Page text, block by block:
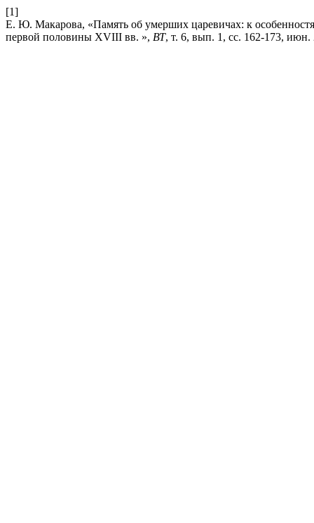
[1]
Е. Ю. Макарова, «Память об умерших царевичах: к
первой половины XVIII вв. », ВТ, т. 6, вып. 1, сс. 162-173, июн.